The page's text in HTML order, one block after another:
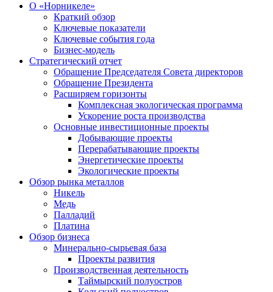
О «Норникеле»
Краткий обзор
Ключевые показатели
Ключевые события года
Бизнес-модель
Стратегический отчет
Обращение Председателя Совета директоров
Обращение Президента
Расширяем горизонты
Комплексная экологическая программа
Ускорение роста производства
Основные инвестиционные проекты
Добывающие проекты
Перерабатывающие проекты
Энергетические проекты
Экологические проекты
Обзор рынка металлов
Никель
Медь
Палладий
Платина
Обзор бизнеса
Минерально-сырьевая база
Проекты развития
Производственная деятельность
Таймырский полуостров